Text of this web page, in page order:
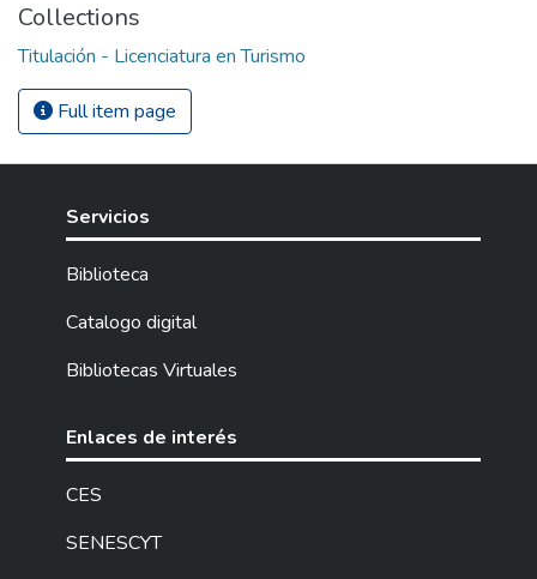
Collections
Titulación - Licenciatura en Turismo
Full item page
Servicios
Biblioteca
Catalogo digital
Bibliotecas Virtuales
Enlaces de interés
CES
SENESCYT